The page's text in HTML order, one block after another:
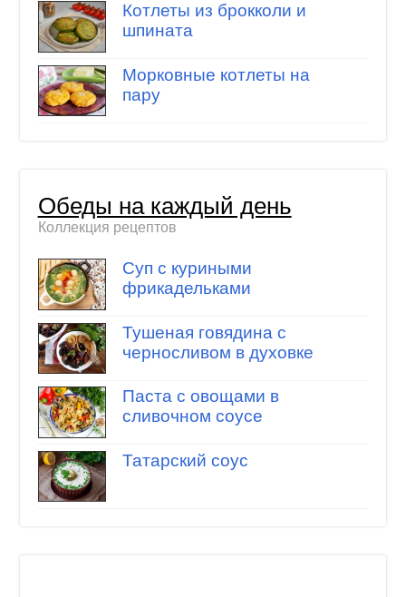
Котлеты из брокколи и
шпината
Морковные котлеты на
пару
Обеды на каждый день
Коллекция рецептов
Суп с куриными
фрикадельками
Тушеная говядина с
черносливом в духовке
Паста с овощами в
сливочном соусе
Татарский соус